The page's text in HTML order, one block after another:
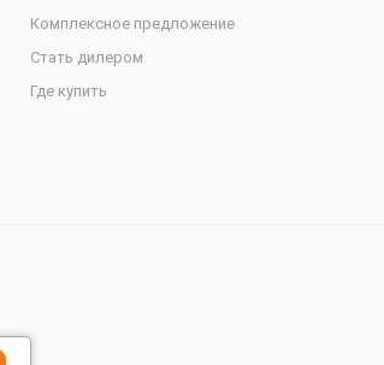
Комплексное предложение
Стать дилером
Где купить